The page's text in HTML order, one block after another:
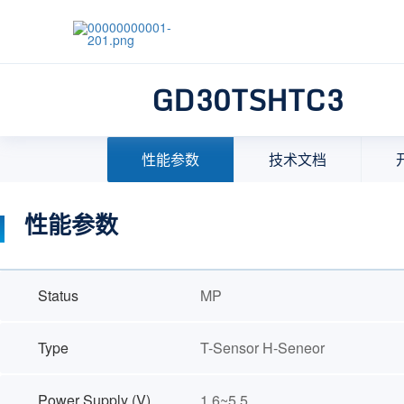
GD30TSHTC3
性能参数 技术文档
首页 >产品中心 >模拟产品 >信号链 >温度与温湿
性能参数
Status MP
Type T-Sensor H-Seneor